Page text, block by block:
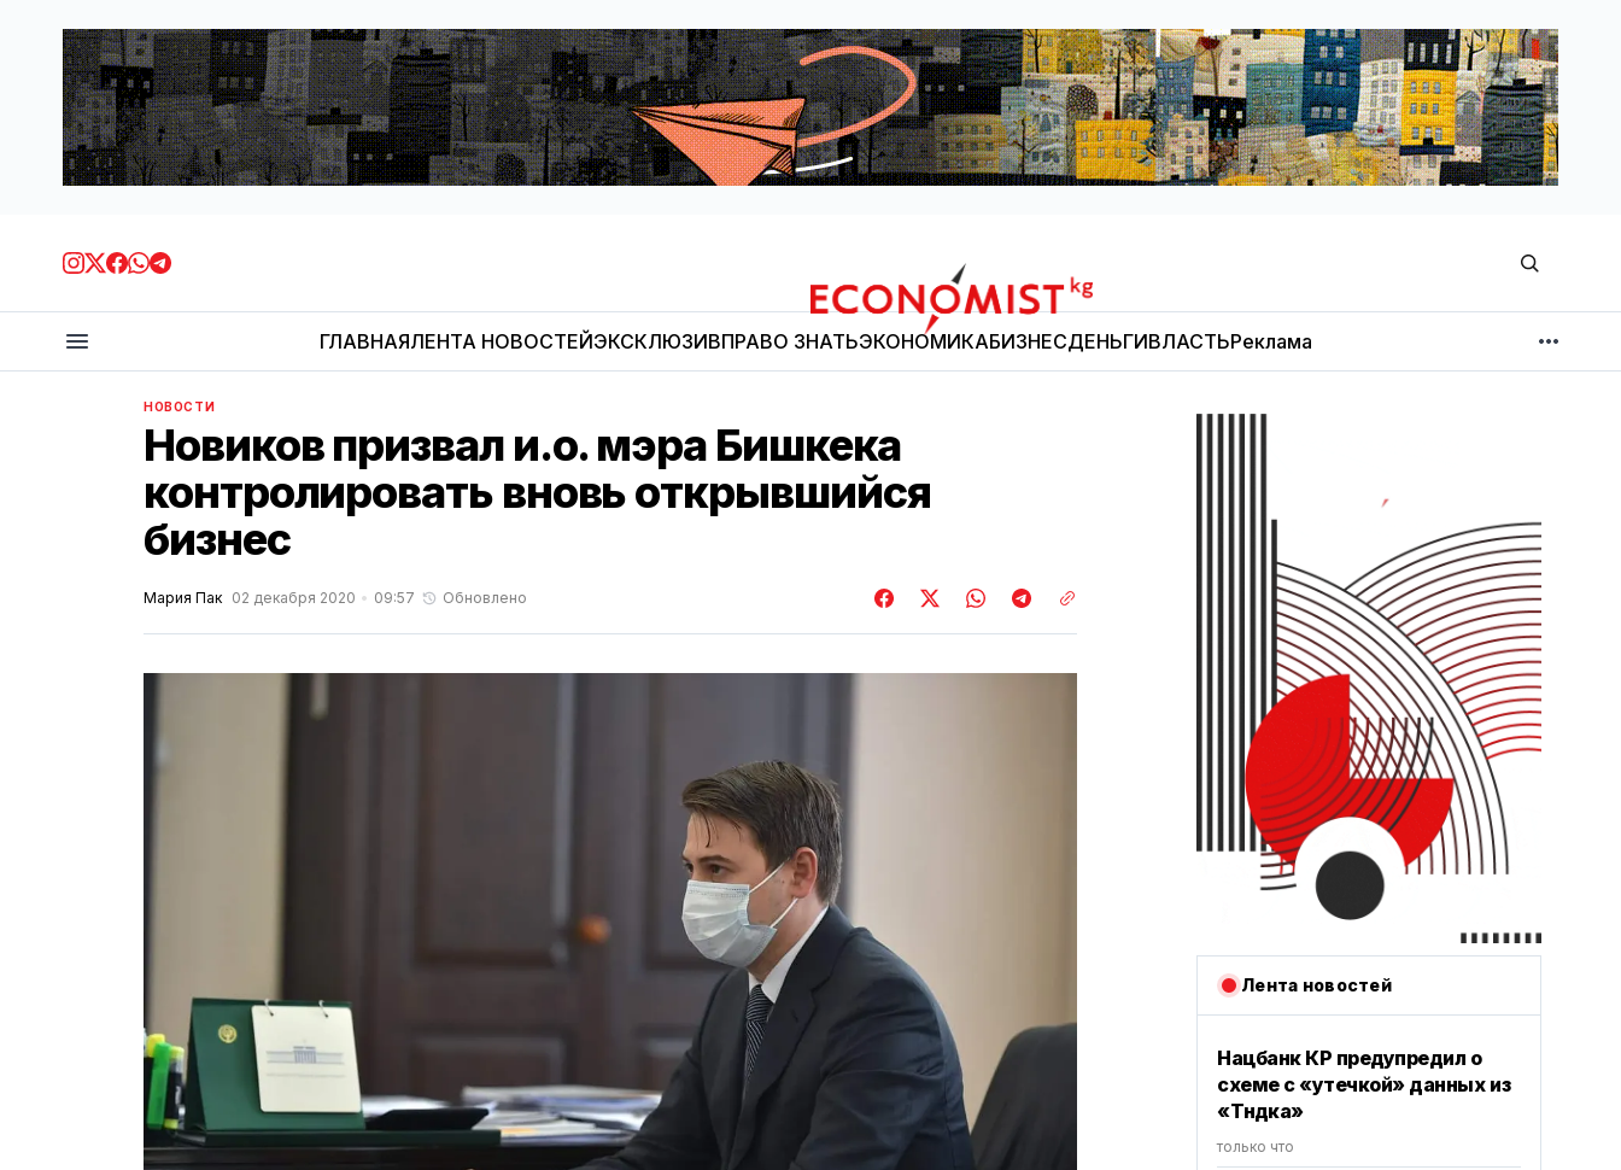
Economist.kg
ГЛАВНАЯЛЕНТА НОВОСТЕЙЭКСКЛЮЗИВПРАВО ЗНАТЬЭКОНОМИКАБИЗНЕСДЕНЬГИВЛАСТЬРеклама
МНЕНИЕ
НОВОСТИ
Новиков призвал и.о. мэра Бишкека
контролировать вновь открывшийся
бизнес
Мария Пак 02 декабря 2020 09:57 Обновлено
Лента новостей
Нацбанк КР предупредил о
схеме с «утечкой» данных из
«Түндүка»
только что